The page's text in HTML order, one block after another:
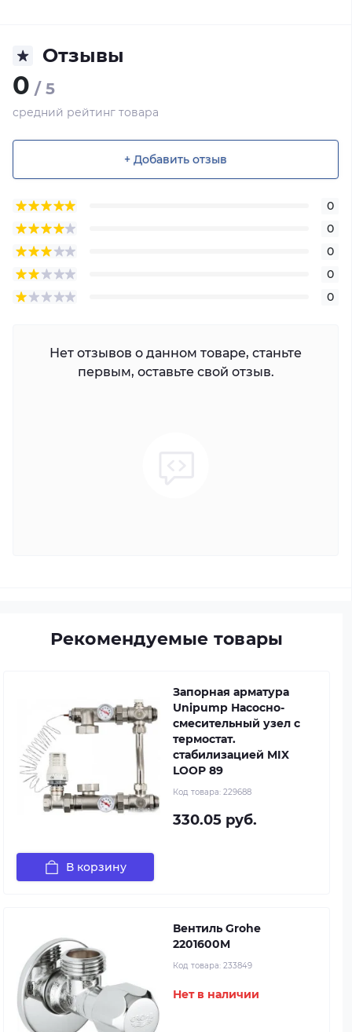
Отзывы
0 / 5
средний рейтинг товара
+ Добавить отзыв
0
0
0
0
0
Нет отзывов о данном товаре, станьте
первым, оставьте свой отзыв.
Рекомендуемые товары
Запорная арматура
Unipump Насосно-
смесительный узел с
термостат.
стабилизацией MIX
LOOP 89
Код товара: 229688
330.05 руб.
В корзину
Вентиль Grohe
2201600M
Код товара: 233849
Нет в наличии